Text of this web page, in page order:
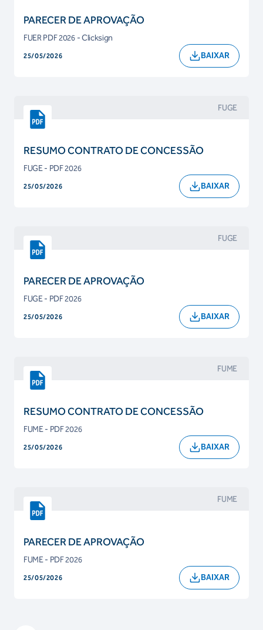
PARECER DE APROVAÇÃO
FUER PDF 2026 - Clicksign
25/05/2026 BAIXAR
FUGE
RESUMO CONTRATO DE CONCESSÃO
FUGE - PDF 2026
25/05/2026 BAIXAR
FUGE
PARECER DE APROVAÇÃO
FUGE - PDF 2026
25/05/2026 BAIXAR
FUME
RESUMO CONTRATO DE CONCESSÃO
FUME - PDF 2026
25/05/2026 BAIXAR
FUME
PARECER DE APROVAÇÃO
FUME - PDF 2026
25/05/2026 BAIXAR